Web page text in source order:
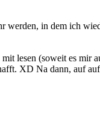
werden, in dem ich
lesen (soweit es mir
XD Na dann, auf